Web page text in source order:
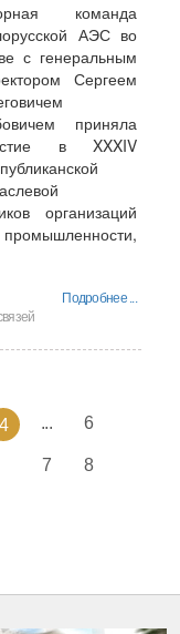
команда
АЭС во
с генеральным
Сергеем
приняла
в XXXIV
организаций
Подробнее ...
4 ... 6
7 8